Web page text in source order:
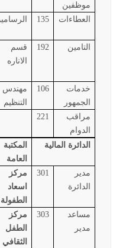
موظفين
العطاءات 135
التامين 192
قسم
الاناره
خدمات
الجمهور
106
مهندس
التنظيم
مراقب
الدوام
221
الدائرة المالية
المكتبة
العامة
مدير
الدائرة
301
مركز
اسعاد
الطفولة
مساعد
مدير
303
مركز
الطفل
الثقافي